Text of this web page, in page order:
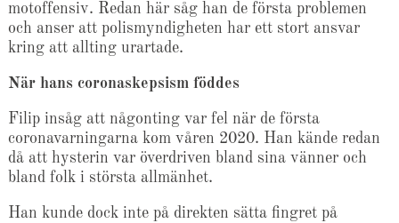
motoffensiv. Redan här såg han de första problemen
och anser att polismyndigheten har ett stort ansvar
kring att allting urartade.
När hans coronaskepsism föddes
Filip insåg att någonting var fel när de första
coronavarningarna kom våren 2020. Han kände redan
då att hysterin var överdriven bland sina vänner och
bland folk i största allmänhet.
Han kunde dock inte på direkten sätta fingret på